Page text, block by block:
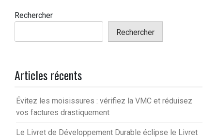
Rechercher
Rechercher
Articles récents
Évitez les moisissures : vérifiez la VMC et réduisez
vos factures drastiquement
Le Livret de Développement Durable éclipse le Livret